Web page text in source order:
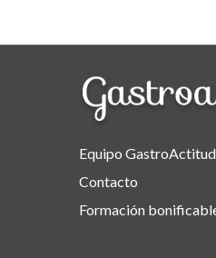
Equipo GastroActitud
Contacto
Formación